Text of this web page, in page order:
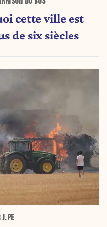
cette ville est
de six siècles
J.PE